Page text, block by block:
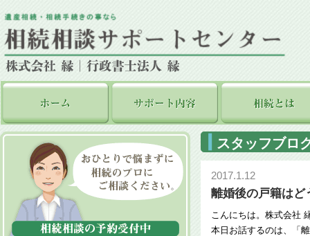
スタッフブロ
2017.1.12
離婚後の戸籍はど
こんにちは。株式会社
本日お話するのは、「